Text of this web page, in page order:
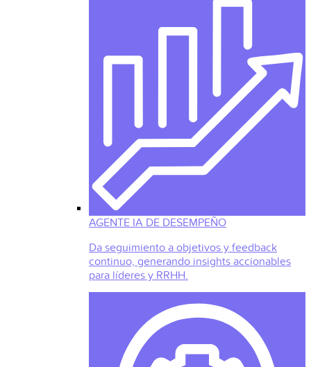
AGENTE IA DE DESEMPEÑO
Da seguimiento a objetivos y feedback
continuo, generando insights accionables
para líderes y RRHH.